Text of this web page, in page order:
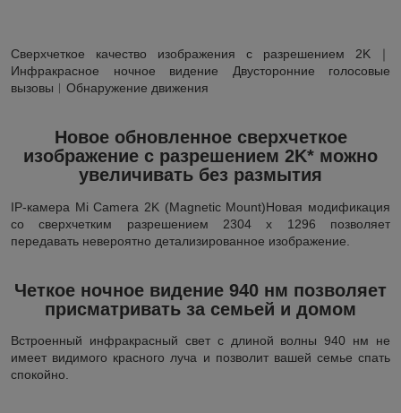
Сверхчеткое качество изображения с разрешением 2K｜
Инфракрасное ночное видение Двусторонние голосовые
вызовы︱Обнаружение движения
Новое обновленное сверхчеткое
изображение с разрешением 2K* можно
увеличивать без размытия
IP-камера Mi Camera 2K (Magnetic Mount)Новая модификация
со сверхчетким разрешением 2304 x 1296 позволяет
передавать невероятно детализированное изображение.
Четкое ночное видение 940 нм позволяет
присматривать за семьей и домом
Встроенный инфракрасный свет с длиной волны 940 нм не
имеет видимого красного луча и позволит вашей семье спать
спокойно.